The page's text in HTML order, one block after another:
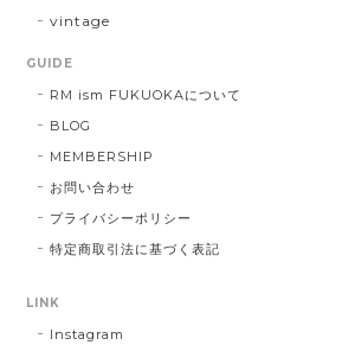
vintage
GUIDE
RM ism FUKUOKAについて
BLOG
MEMBERSHIP
お問い合わせ
プライバシーポリシー
特定商取引法に基づく表記
LINK
Instagram